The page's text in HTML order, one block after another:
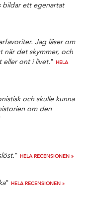
bildar ett egenartat
Jag läser om
när det skymmer, och
eller ont i livet." HELA
och skulle kunna
om den
" HELA RECENSIONEN »
" HELA RECENSIONEN »